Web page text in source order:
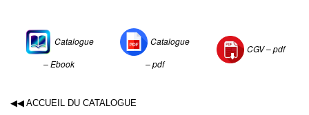
Catalogue
– Ebook
Catalogue
– pdf
CGV –pdf
◀◀ ACCUEIL DU CATALOGUE